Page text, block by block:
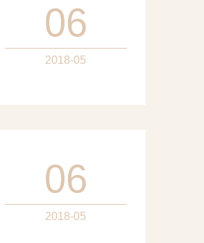
06
2018-05
06
2018-05